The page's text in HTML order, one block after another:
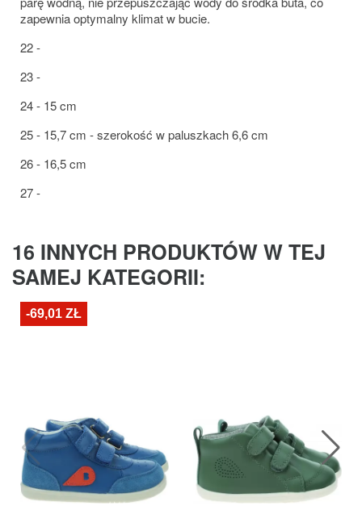
zapewnia optymalny klimat w bucie.
22 -
23 -
24 - 15 cm
25 - 15,7 cm - szerokość w paluszkach 6,6 cm
26 - 16,5 cm
27 -
16 INNYCH PRODUKTÓW W TEJ
SAMEJ KATEGORII:
-69,01 ZŁ